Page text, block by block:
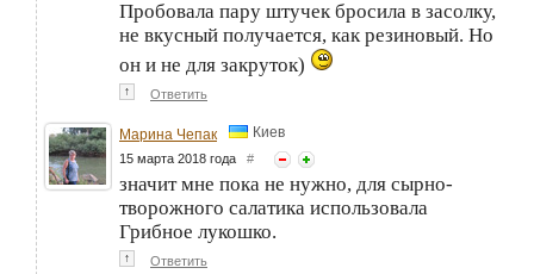
Пробовала пару штучек бросила в засолку,
не вкусный получается, как резиновый. Но
он и не для закруток)
↑ Ответить
Марина Чепак Киев
15 марта 2018 года #
значит мне пока не нужно, для сырно-
творожного салатика использовала
Грибное лукошко.
↑ Ответить